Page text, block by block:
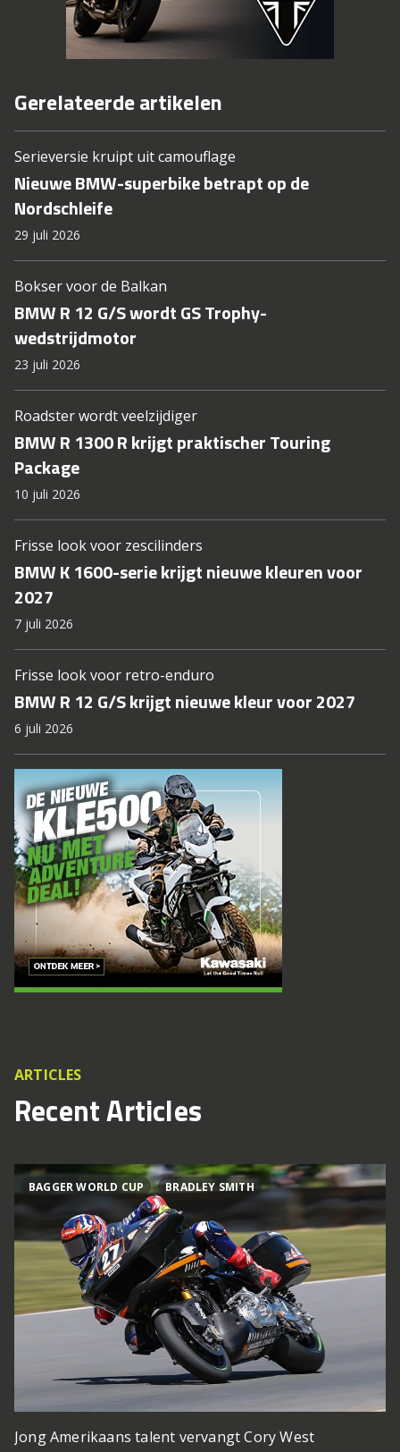
Gerelateerde artikelen
Serieversie kruipt uit camouflage
Nieuwe BMW-superbike betrapt op de
Nordschleife
29 juli 2026
Bokser voor de Balkan
BMW R 12 G/S wordt GS Trophy-
wedstrijdmotor
23 juli 2026
Roadster wordt veelzijdiger
BMW R 1300 R krijgt praktischer Touring
Package
10 juli 2026
Frisse look voor zescilinders
BMW K 1600-serie krijgt nieuwe kleuren voor
2027
7 juli 2026
Frisse look voor retro-enduro
BMW R 12 G/S krijgt nieuwe kleur voor 2027
6 juli 2026
ARTICLES
Recent Articles
BAGGER WORLD CUP BRADLEY SMITH
Jong Amerikaans talent vervangt Cory West